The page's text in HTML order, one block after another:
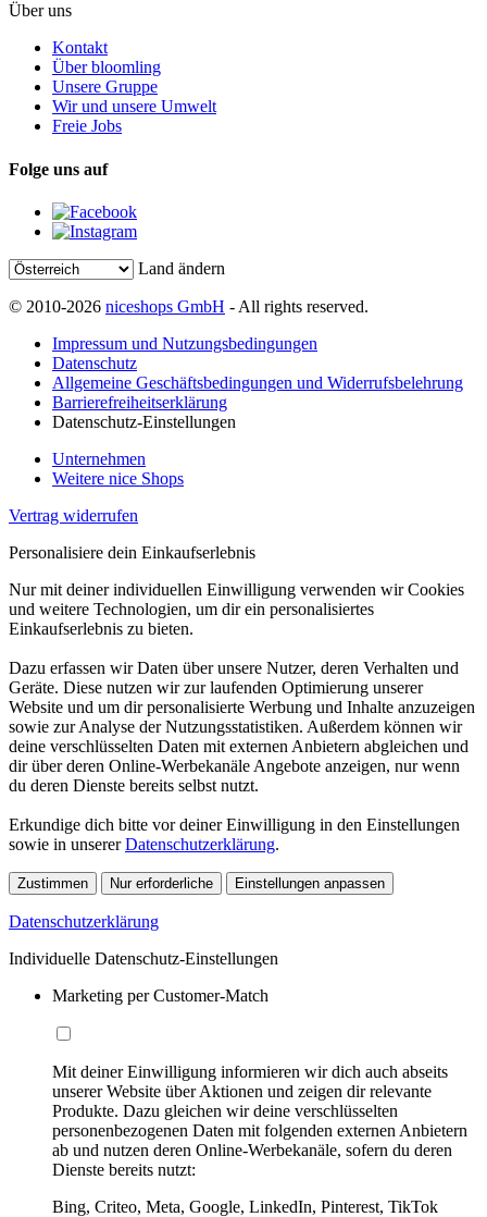
Über uns
Kontakt
Über bloomling
Unsere Gruppe
Wir und unsere Umwelt
Freie Jobs
Folge uns auf
Land ändern
© 2010-2026 niceshops GmbH - All rights reserved.
Impressum und Nutzungsbedingungen
Datenschutz
Allgemeine Geschäftsbedingungen und Widerrufsbelehrung
Barrierefreiheitserklärung
Datenschutz-Einstellungen
Unternehmen
Weitere nice Shops
Vertrag widerrufen
Personalisiere dein Einkaufserlebnis
Nur mit deiner individuellen Einwilligung verwenden wir Cookies
und weitere Technologien, um dir ein personalisiertes
Einkaufserlebnis zu bieten.
Dazu erfassen wir Daten über unsere Nutzer, deren Verhalten und
Geräte. Diese nutzen wir zur laufenden Optimierung unserer
Website und um dir personalisierte Werbung und Inhalte anzuzeigen
sowie zur Analyse der Nutzungsstatistiken. Außerdem können wir
deine verschlüsselten Daten mit externen Anbietern abgleichen und
dir über deren Online-Werbekanäle Angebote anzeigen, nur wenn
du deren Dienste bereits selbst nutzt.
Erkundige dich bitte vor deiner Einwilligung in den Einstellungen
sowie in unsererDatenschutzerklärung.
Zustimmen Nur erforderliche Einstellungen anpassen
Datenschutzerklärung
Individuelle Datenschutz-Einstellungen
Marketing per Customer-Match
Mit deiner Einwilligung informieren wir dich auch abseits
unserer Website über Aktionen und zeigen dir relevante
Produkte. Dazu gleichen wir deine verschlüsselten
personenbezogenen Daten mit folgenden externen Anbietern
ab und nutzen deren Online-Werbekanäle, sofern du deren
Dienste bereits nutzt:
Bing, Criteo, Meta, Google, LinkedIn, Pinterest, TikTok